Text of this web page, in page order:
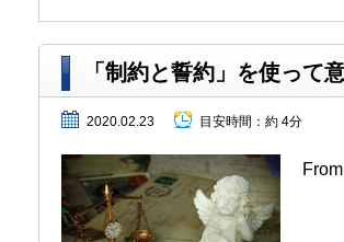
「制約と誓約」を使って
2020.02.23 目安時間： 約 4分